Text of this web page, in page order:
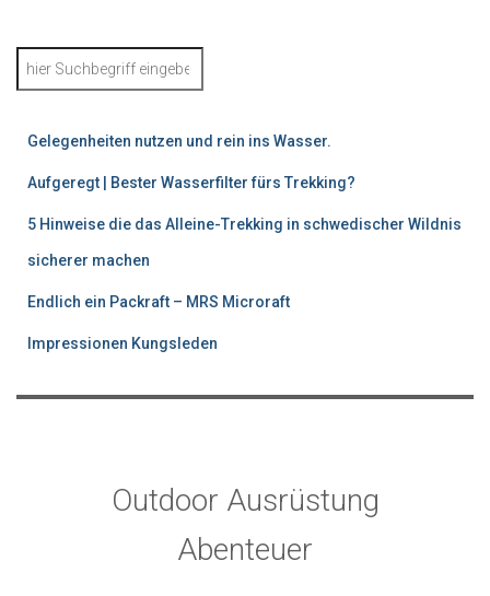
Gelegenheiten nutzen und rein ins Wasser.
Aufgeregt | Bester Wasserfilter fürs Trekking?
5 Hinweise die das Alleine-Trekking in schwedischer Wildnis
sicherer machen
Endlich ein Packraft – MRS Microraft
Impressionen Kungsleden
Outdoor Ausrüstung
Abenteuer